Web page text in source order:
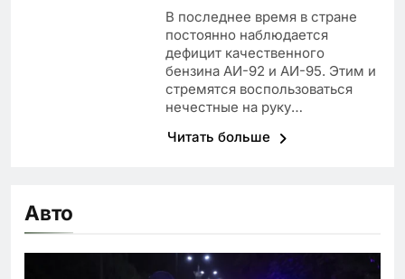
В последнее время в стране
постоянно наблюдается
дефицит качественного
бензина АИ-92 и АИ-95. Этим и
стремятся воспользоваться
нечестные на руку…
Читать больше
Авто